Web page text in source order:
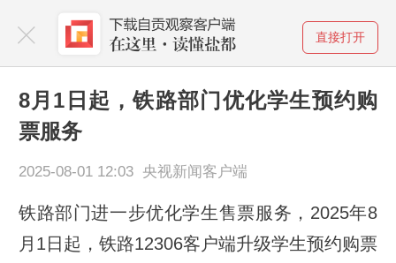
直接打开
8月1日起，铁路部门优化学生预约购
票服务
2025-08-01 12:03 央视新闻客户端
铁路部门进一步优化学生售票服务，2025年8
月1日起，铁路12306客户端升级学生预约购票